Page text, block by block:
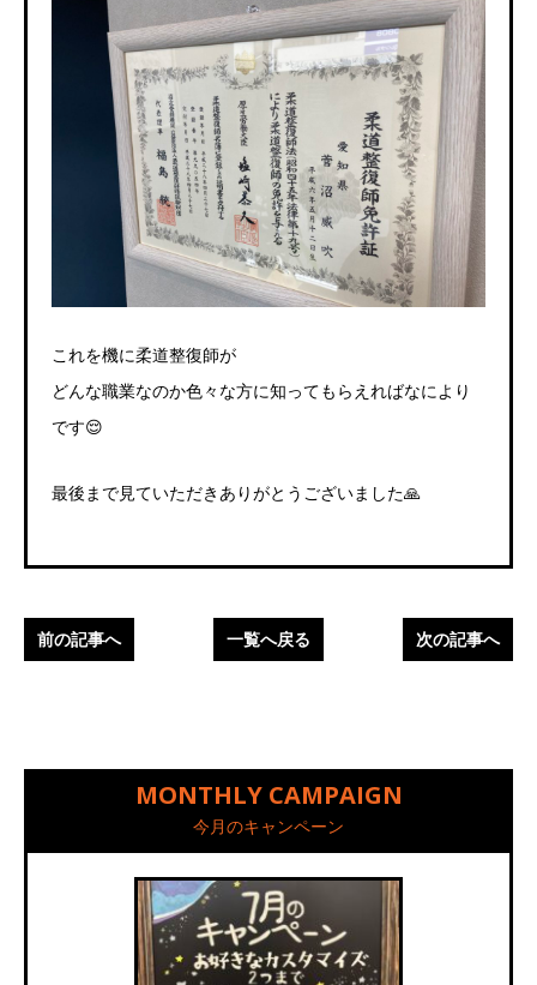
これを機に柔道整復師が
どんな職業なのか色々な方に知ってもらえればなにより
です😌
最後まで見ていただきありがとうございました🙏
前の記事へ 一覧へ戻る 次の記事へ
MONTHLY CAMPAIGN
今月のキャンペーン